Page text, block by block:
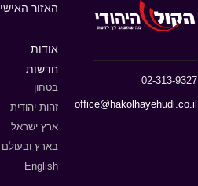
02-313-9327
office@hakolhayehudi.co.il
האזור האישי
אודות
חדשות
בטחון
זהות יהודית
ארץ ישראל
בארץ ובעולם
English